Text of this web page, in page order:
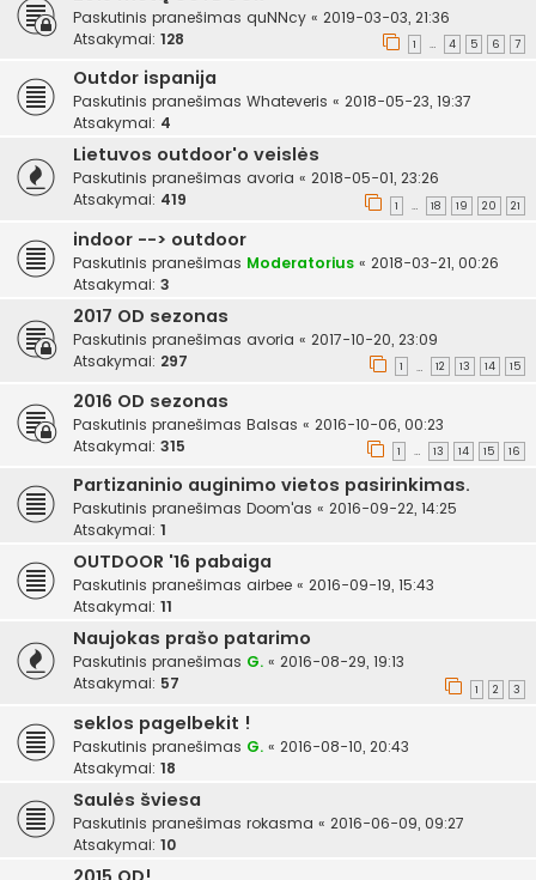
Paskutinis pranešimas quNNcy « 2019-03-03, 21:36
Atsakymai: 128 1 … 4 5 6 7
Outdor ispanija
Paskutinis pranešimas Whateveris « 2018-05-23, 19:37
Atsakymai: 4
Lietuvos outdoor'o veislės
Paskutinis pranešimas avoria « 2018-05-01, 23:26
Atsakymai: 419 1 … 18 19 20 21
indoor --> outdoor
Paskutinis pranešimas Moderatorius « 2018-03-21, 00:26
Atsakymai: 3
2017 OD sezonas
Paskutinis pranešimas avoria « 2017-10-20, 23:09
Atsakymai: 297 1 … 12 13 14 15
2016 OD sezonas
Paskutinis pranešimas Balsas « 2016-10-06, 00:23
Atsakymai: 315 1 … 13 14 15 16
Partizaninio auginimo vietos pasirinkimas.
Paskutinis pranešimas Doom'as « 2016-09-22, 14:25
Atsakymai: 1
OUTDOOR '16 pabaiga
Paskutinis pranešimas airbee « 2016-09-19, 15:43
Atsakymai: 11
Naujokas prašo patarimo
Paskutinis pranešimas G. « 2016-08-29, 19:13
Atsakymai: 57 1 2 3
seklos pagelbekit !
Paskutinis pranešimas G. « 2016-08-10, 20:43
Atsakymai: 18
Saulės šviesa
Paskutinis pranešimas rokasma « 2016-06-09, 09:27
Atsakymai: 10